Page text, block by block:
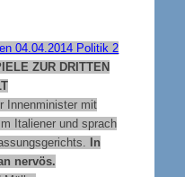
04.04.2014 Politik 2
ZUR DRITTEN
Innenminister mit
Italiener und sprach
In
nervös.